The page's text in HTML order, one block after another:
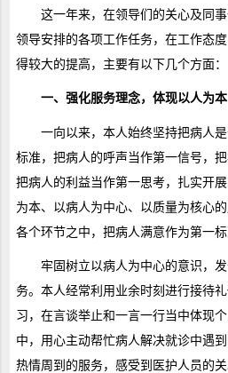
这一年来，在领导们的关心及同
领导安排的各项工作任务，在工作态
得较大的提高，主要有以下几个方面：
一、强化服务理念，体现以人为本
一向以来，本人始终坚持把病人
标准，把病人的呼声当作第一信号，
把病人的利益当作第一思考，扎实开
为本、以病人为中心、以质量为核心
各个环节之中，把病人满意作为第一标
牢固树立以病人为中心的意识，
务。本人经常利用业余时刻进行接待
习，在言谈举止和一言一行当中体现
中，用心主动帮忙病人解决就诊中遇
热情周到的服务，感受到医护人员的关